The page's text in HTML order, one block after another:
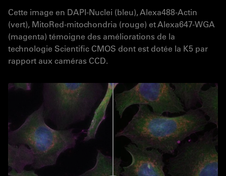
Cette image en DAPI-Nuclei (bleu), Alexa488-Actin
(vert), MitoRed-mitochondria (rouge) et Alexa647-WGA
(magenta) témoigne des améliorations de la
technologie Scientific CMOS dont est dotée la K5 par
rapport aux caméras CCD.